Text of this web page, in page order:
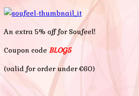
An extra 5% off for Soufeel!
Coupon code BLOG5
(valid for order under €60)